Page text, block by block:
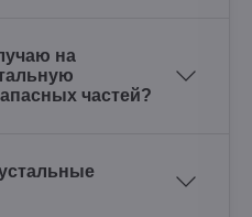
на
частей?